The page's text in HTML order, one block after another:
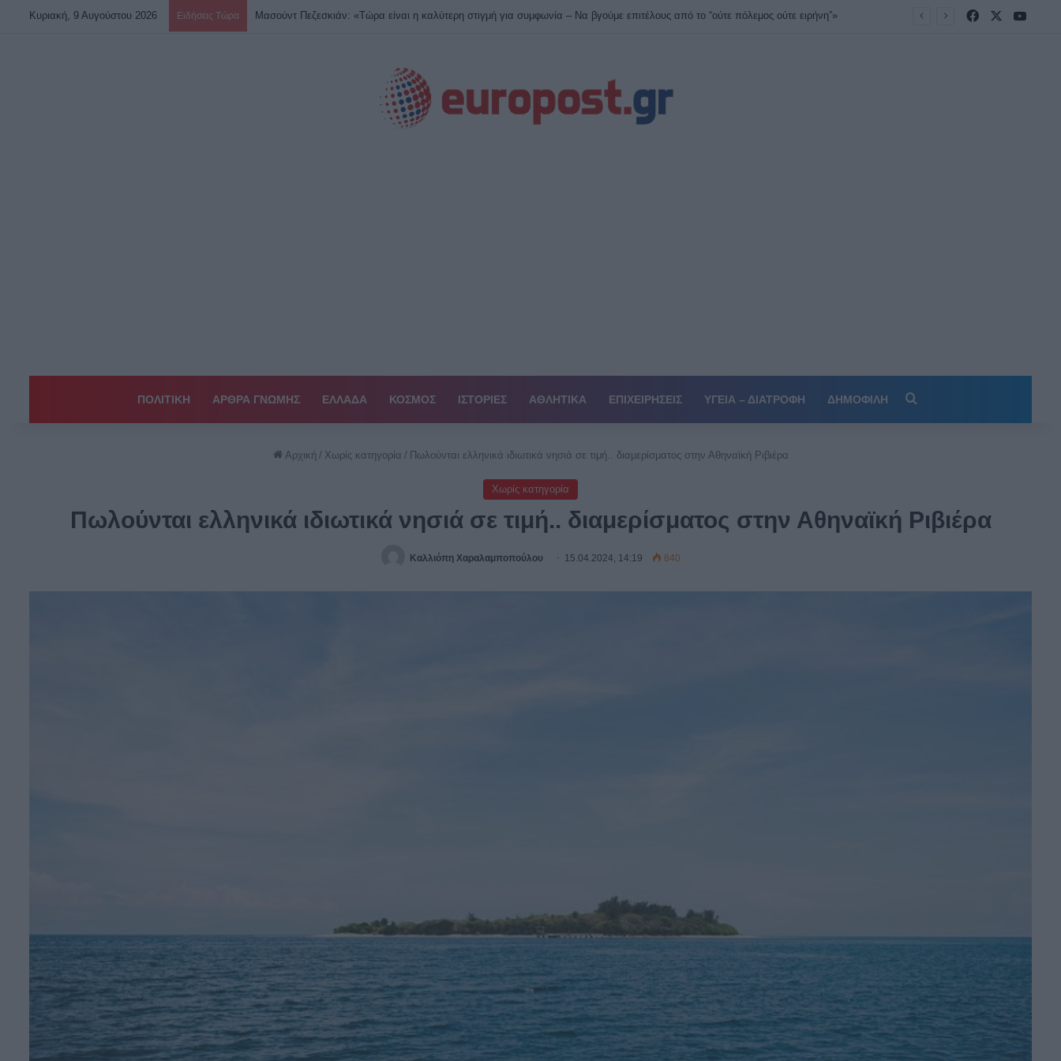
Κυριακή, 9 Αυγούστου 2026 Ειδήσεις Τώρα Μασούντ Πεζεσκιάν: «Τώρα είναι η καλύτερη στιγμή για συμφωνία – Να βγούμε επιτέλους από το “ούτε πόλεμος ούτε ειρήνη”» Facebook
ΠΟΛΙΤΙΚΗ ΑΡΘΡΑ ΓΝΩΜΗΣ EΛΛΑΔΑ ΚΟΣΜΟΣ ΙΣΤΟΡΙΕΣ ΑΘΛΗΤΙΚΑ ΕΠΙΧΕΙΡΗΣΕΙΣ ΥΓΕΙΑ – ΔΙΑΤΡΟΦΗ ΔΗΜΟΦΙΛΗ
Αρχική / Χωρίς κατηγορία / Πωλούνται ελληνικά ιδιωτικά νησιά σε τιμή.. διαμερίσματος στην Αθηναϊκή Ριβιέρα
Χωρίς κατηγορία
Πωλούνται ελληνικά ιδιωτικά νησιά σε τιμή.. διαμερίσματος στην Αθηναϊκή Ριβιέρα
Καλλιόπη Χαραλαμποπούλου 15.04.2024, 14:19 840